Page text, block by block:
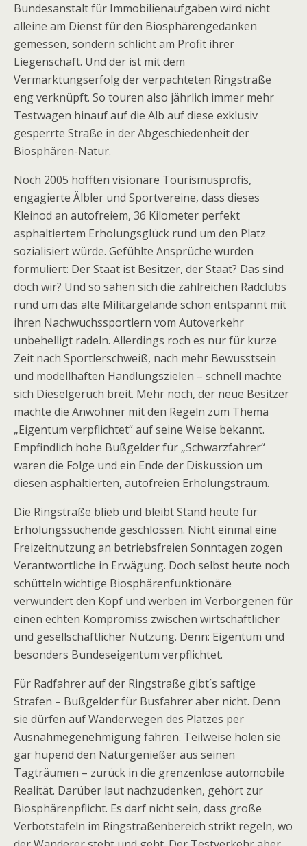
Bundesanstalt für Immobilienaufgaben wird nicht
alleine am Dienst für den Biosphärengedanken
gemessen, sondern schlicht am Profit ihrer
Liegenschaft. Und der ist mit dem
Vermarktungserfolg der verpachteten Ringstraße
eng verknüpft. So touren also jährlich immer mehr
Testwagen hinauf auf die Alb auf diese exklusiv
gesperrte Straße in der Abgeschiedenheit der
Biosphären-Natur.
Noch 2005 hofften visionäre Tourismusprofis,
engagierte Älbler und Sportvereine, dass dieses
Kleinod an autofreiem, 36 Kilometer perfekt
asphaltiertem Erholungsglück rund um den Platz
sozialisiert würde. Gefühlte Ansprüche wurden
formuliert: Der Staat ist Besitzer, der Staat? Das sind
doch wir? Und so sahen sich die zahlreichen Radclubs
rund um das alte Militärgelände schon entspannt mit
ihren Nachwuchssportlern vom Autoverkehr
unbehelligt radeln. Allerdings roch es nur für kurze
Zeit nach Sportlerschweiß, nach mehr Bewusstsein
und modellhaften Handlungszielen – schnell machte
sich Dieselgeruch breit. Mehr noch, der neue Besitzer
machte die Anwohner mit den Regeln zum Thema
„Eigentum verpflichtet“ auf seine Weise bekannt.
Empfindlich hohe Bußgelder für „Schwarzfahrer“
waren die Folge und ein Ende der Diskussion um
diesen asphaltierten, autofreien Erholungstraum.
Die Ringstraße blieb und bleibt Stand heute für
Erholungssuchende geschlossen. Nicht einmal eine
Freizeitnutzung an betriebsfreien Sonntagen zogen
Verantwortliche in Erwägung. Doch selbst heute noch
schütteln wichtige Biosphärenfunktionäre
verwundert den Kopf und werben im Verborgenen für
einen echten Kompromiss zwischen wirtschaftlicher
und gesellschaftlicher Nutzung. Denn: Eigentum und
besonders Bundeseigentum verpflichtet.
Für Radfahrer auf der Ringstraße gibt´s saftige
Strafen – Bußgelder für Busfahrer aber nicht. Denn
sie dürfen auf Wanderwegen des Platzes per
Ausnahmegenehmigung fahren. Teilweise holen sie
gar hupend den Naturgenießer aus seinen
Tagträumen – zurück in die grenzenlose automobile
Realität. Darüber laut nachzudenken, gehört zur
Biosphärenpflicht. Es darf nicht sein, dass große
Verbotstafeln im Ringstraßenbereich strikt regeln, wo